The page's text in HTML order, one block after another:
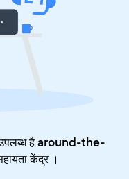
है around-the-
केंद्र।